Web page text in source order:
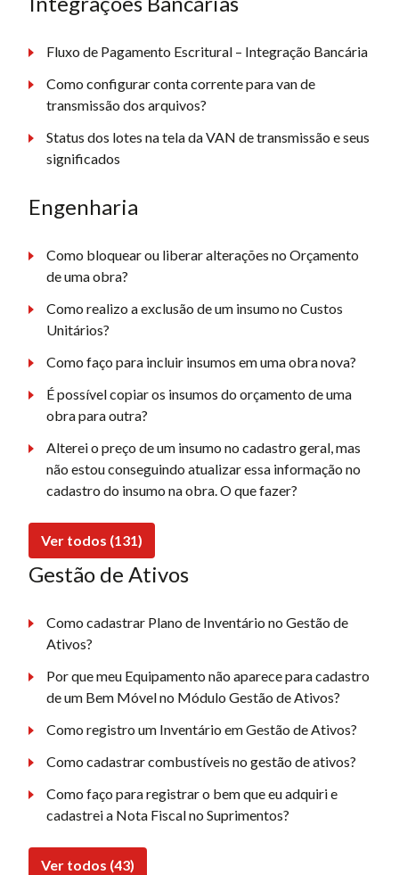
Fluxo de Pagamento Escritural – Integração Bancária
Como configurar conta corrente para van de
transmissão dos arquivos?
Status dos lotes na tela da VAN de transmissão e seus
significados
Engenharia
Como bloquear ou liberar alterações no Orçamento
de uma obra?
Como realizo a exclusão de um insumo no Custos
Unitários?
Como faço para incluir insumos em uma obra nova?
É possível copiar os insumos do orçamento de uma
obra para outra?
Alterei o preço de um insumo no cadastro geral, mas
não estou conseguindo atualizar essa informação no
cadastro do insumo na obra. O que fazer?
Ver todos (131)
Gestão de Ativos
Como cadastrar Plano de Inventário no Gestão de
Ativos?
Por que meu Equipamento não aparece para cadastro
de um Bem Móvel no Módulo Gestão de Ativos?
Como registro um Inventário em Gestão de Ativos?
Como cadastrar combustíveis no gestão de ativos?
Como faço para registrar o bem que eu adquiri e
cadastrei a Nota Fiscal no Suprimentos?
Ver todos (43)